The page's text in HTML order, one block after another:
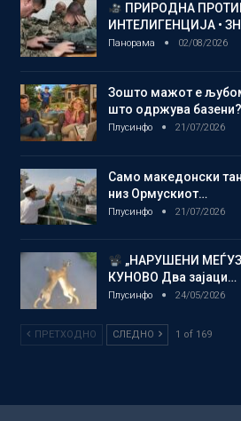
ПРИРОДНА
ИНТЕЛИГЕНЦИЈА •
Панорама 02/08/2026
Зошто мажот е
што одржува базени?
Плусинфо 21/07/2026
Само македонски
низ Ормускиот…
Плусинфо 21/07/2026
„НАРУШЕНИ
КУНОВО Два зајаци…
Плусинфо 24/05/2026
ПРЕТХОДНО СЛЕДНО 1 of 169